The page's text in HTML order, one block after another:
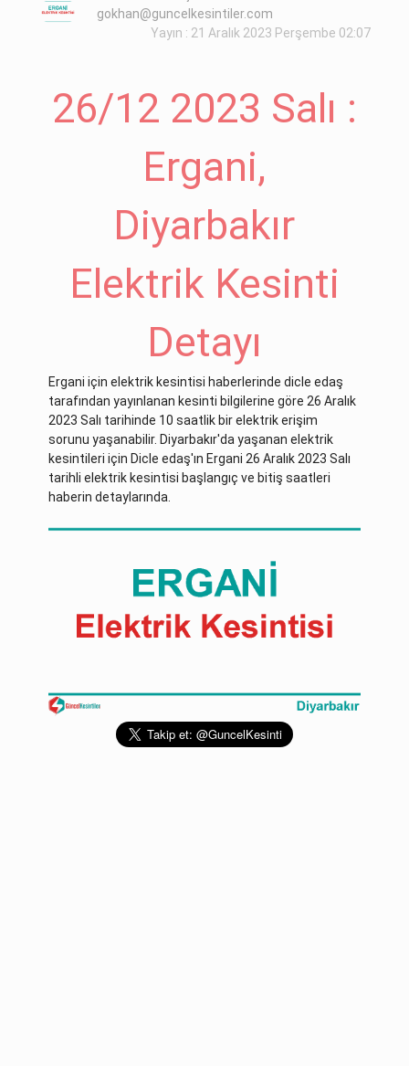
gokhan@guncelkesintiler.com
Yayın : 21 Aralık 2023 Perşembe 02:07
26/12 2023 Salı :
Ergani,
Diyarbakır
Elektrik Kesinti
Detayı
Ergani için elektrik kesintisi haberlerinde dicle edaş
tarafından yayınlanan kesinti bilgilerine göre 26 Aralık
2023 Salı tarihinde 10 saatlik bir elektrik erişim
sorunu yaşanabilir. Diyarbakır'da yaşanan elektrik
kesintileri için Dicle edaş'ın Ergani 26 Aralık 2023 Salı
tarihli elektrik kesintisi başlangıç ve bitiş saatleri
haberin detaylarında.